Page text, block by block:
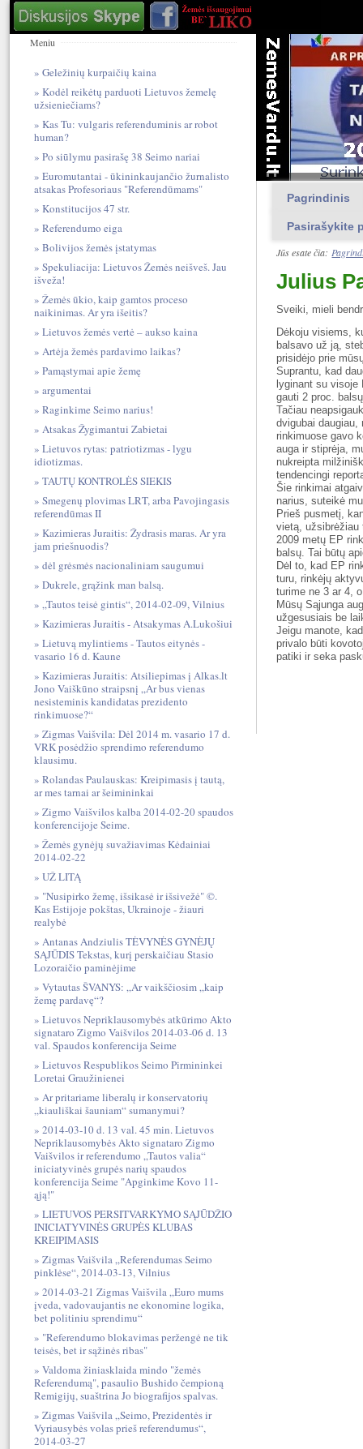
Pagrindinis
Pasirašykite
Jūs esate čia:
Julius
Sveiki, mieli
Dėkoju visiems,
balsavo už ją,
prisidėjo prie
Suprantu, kad
lyginant su visoje
gauti 2 proc.
Tačiau
dvigubai
rinkimuose gavo
auga ir stiprėja,
nukreipta
tendencingi
Šie rinkimai
narius, suteikė
Prieš pusmetį,
vietą,
2009 metų EP
balsų. Tai būtų
Dėl to, kad EP
turu, rinkėjų
turime ne 3 ar 4,
Mūsų Sąjunga
užgesusiais be
Jeigu manote,
privalo būti
patiki ir seka
Meniu
Geležinių kurpaičių kaina
Kodėl reikėtų parduoti Lietuvos žemelę
užsieniečiams?
Kas Tu: vulgari​s referendum​inis ar robot
human?
Po siūlymu pasirašę 38 Seimo nariai
Euromutantai - ūkininkaujančio žurnalisto
atsakas Profesoriaus "Referendūmams"
Konstitucijos 47 str.
Referendumo eiga
Bolivijos žemės įstatymas
Spekuliacija: Lietuvos Žemės neišveš. Jau
išveža!
Žemės ūkio, kaip gamtos proceso
naikinimas. Ar yra išeitis?
Lietuvos žemės vertė – aukso kaina
Artėja žemės pardavimo laikas?
Pamąstymai apie žemę
argumentai
Raginkime Seimo narius!
Atsakas Žygimantui Zabietai
Lietuvos rytas: patriotizmas - lygu
idiotizmas.
TAUTŲ KONTROLĖS SIEKIS
Smegenų plovimas LRT, arba Pavojingasis
referendūmas II
Kazimieras Juraitis: Žydrasis maras. Ar yra
jam priešnuodis?
dėl grėsmės nacionaliniam saugumui
Dukrele, grąžink man balsą.
„Tautos teisė gintis“, 2014-02-09, Vilnius
Kazimieras Juraitis - Atsakymas A.Lukošiui
Lietuvą mylintiems - Tautos eitynės -
vasario 16 d. Kaune
Kazimieras Juraitis: Atsiliepimas į Alkas.lt
Jono Vaiškūno straipsnį „Ar bus vienas
nesisteminis kandidatas prezidento
rinkimuose?“
Zigmas Vaišvila: Dėl 2014 m. vasario 17 d.
VRK posėdžio sprendimo referendumo
klausimu.
Rolandas Paulauskas: Kreipimasis į tautą,
ar mes tarnai ar šeimininkai
Zigmo Vaišvilos kalba 2014-02-20 spaudos
konferencijoje Seime.
Žemės gynėjų suvažiavimas Kėdainiai
2014-02-22
UŽ LITĄ
"Nusipirko žemę, išsikasė ir išsivežė" ©.
Kas Estijoje pokštas, Ukrainoje - žiauri
realybė
Antanas Andziulis TĖVYNĖS GYNĖJŲ
SĄJŪDIS Tekstas, kurį perskaičiau Stasio
Lozoraičio paminėjime
Vytautas ŠVANYS: „Ar vaikščiosim „kaip
žemę pardavę“?
Lietuvos Nepriklausomybės atkūrimo Akto
signataro Zigmo Vaišvilos 2014-03-06 d. 13
val. Spaudos konferencija Seime
Lietuvos Respublikos Seimo Pirmininkei
Loretai Graužinienei
Ar pritariame liberalų ir konservatorių
„kiauliškai šauniam“ sumanymui?
2014-03-10 d. 13 val. 45 min. Lietuvos
Nepriklausomybės Akto signataro Zigmo
Vaišvilos ir referendumo „Tautos valia“
iniciatyvinės grupės narių spaudos
konferencija Seime "Apginkime Kovo 11-
ąją!"
LIETUVOS PERSITVARKYMO SĄJŪDŽIO
INICIATYVINĖS GRUPĖS KLUBAS
KREIPIMASIS
Zigmas Vaišvila „Referendumas Seimo
pinklėse“, 2014-03-13, Vilnius
2014-03-21 Zigmas Vaišvila „Euro mums
įveda, vadovaujantis ne ekonomine logika,
bet politiniu sprendimu“
"Referendumo blokavimas peržengė ne tik
teisės, bet ir sąžinės ribas"
Valdoma žiniasklaida mindo "žemės
Referendumą", pasaulio Bushido čempioną
Remigijų, suaštrina Jo biografijos spalvas.
Zigmas Vaišvila „Seimo, Prezidentės ir
Vyriausybės volas prieš referendumus“,
2014-03-27